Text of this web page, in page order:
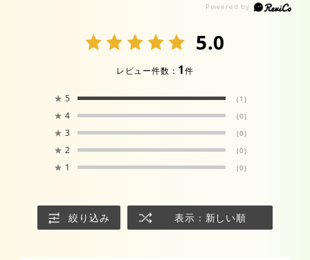
5.0
レビュー件数： 1件
★ 5 (1)
★ 4 (0)
★ 3 (0)
★ 2 (0)
★ 1 (0)
絞り込み 表示：新しい順